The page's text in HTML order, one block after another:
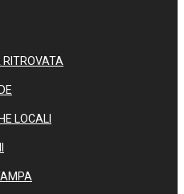
RITROVATA
LOCALI